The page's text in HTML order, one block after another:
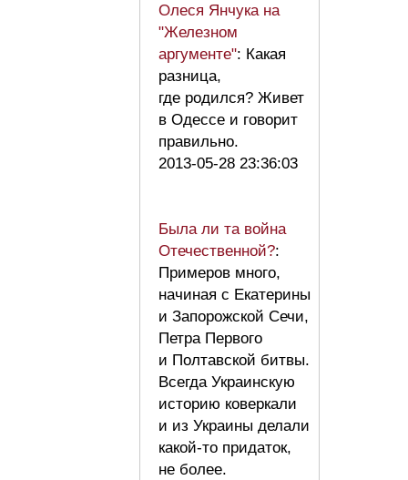
Олеся Янчука на
"Железном
аргументе": Какая
разница,
где родился? Живет
в Одессе и говорит
правильно.
2013-05-28 23:36:03
Была ли та война
Отечественной?:
Примеров много,
начиная с Екатерины
и Запорожской Сечи,
Петра Первого
и Полтавской битвы.
Всегда Украинскую
историю коверкали
и из Украины делали
какой-то придаток,
не более.